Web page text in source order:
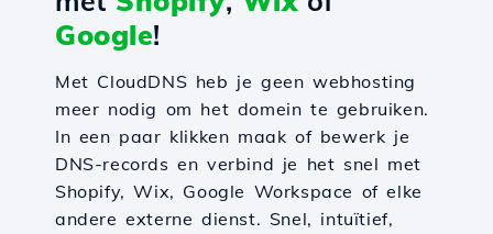
Google!
Met CloudDNS heb je geen webhosting
meer nodig om het domein te gebruiken.
In een paar klikken maak of bewerk je
DNS-records en verbind je het snel met
Shopify, Wix, Google Workspace of elke
andere externe dienst. Snel, intuïtief,